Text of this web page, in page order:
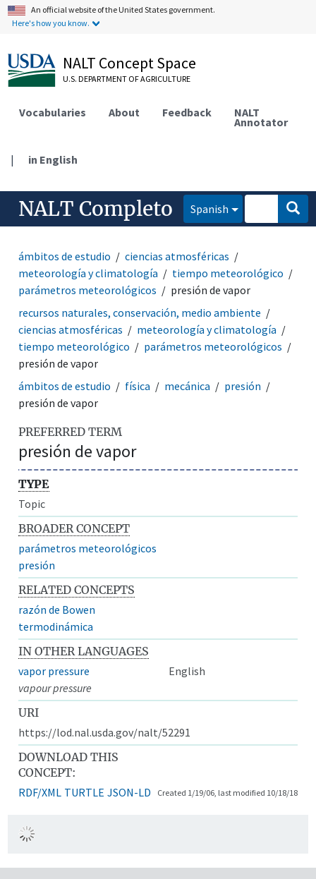
An official website of the United States government.
Here's how you know.
NALT Concept Space
U.S. DEPARTMENT OF AGRICULTURE
Vocabularies About Feedback NALT
Annotator
| in English
NALT Completo Spanish
ámbitos de estudio
ciencias atmosféricas
meteorología y climatología
tiempo meteorológico
parámetros meteorológicos
presión de vapor
recursos naturales, conservación, medio ambiente
ciencias atmosféricas
meteorología y climatología
tiempo meteorológico
parámetros meteorológicos
presión de vapor
ámbitos de estudio
física mecánica
presión
presión de vapor
PREFERRED TERM
presión de vapor
TYPE
Topic
BROADER CONCEPT
parámetros meteorológicos
presión
RELATED CONCEPTS
razón de Bowen
termodinámica
IN OTHER LANGUAGES
vapor pressure
English
vapour pressure
URI
https://lod.nal.usda.gov/nalt/52291
DOWNLOAD THIS
CONCEPT:
RDF/XML TURTLE JSON-LD Created 1/19/06, last modified 10/18/18